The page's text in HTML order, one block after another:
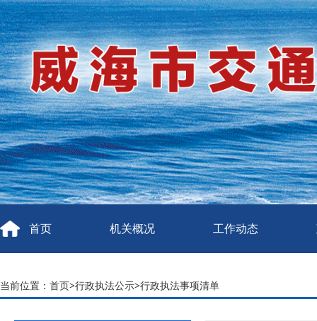
首页 机关概况 工作动态
当前位置： 首页>行政执法公示>行政执法事项清单